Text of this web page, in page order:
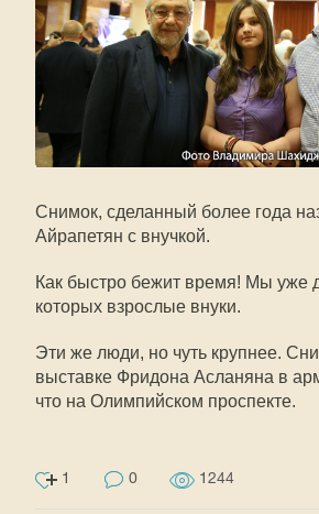
Снимок, сделанный более года
Айрапетян с внучкой.
Как быстро бежит время! Мы уже
которых взрослые внуки.
Эти же люди, но чуть крупнее.
выставке Фридона Асланяна в
что на Олимпийском проспекте.
1 0 1244